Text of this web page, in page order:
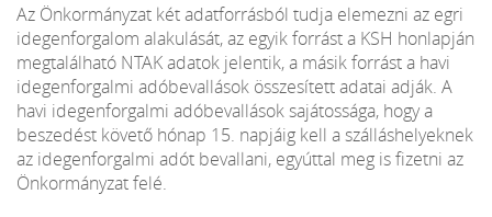
Az Önkormányzat két adatforrásból tudja elemezni az egri
idegenforgalom alakulását, az egyik forrást a KSH honlapján
megtalálható NTAK adatok jelentik, a másik forrást a havi
idegenforgalmi adóbevallások összesített adatai adják. A
havi idegenforgalmi adóbevallások sajátossága, hogy a
beszedést követő hónap 15. napjáig kell a szálláshelyeknek
az idegenforgalmi adót bevallani, egyúttal meg is fizetni az
Önkormányzat felé.